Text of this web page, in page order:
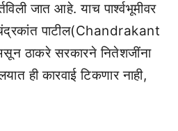
जात आहे. याच पार्श्वभूमीवर
पाटील(Chandrakant
ठाकरे सरकारने नितेशजींना
ही कारवाई टिकणार नाही,